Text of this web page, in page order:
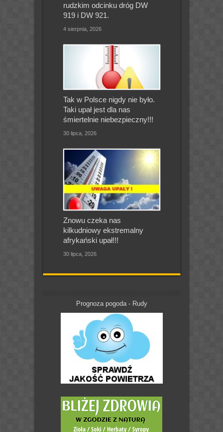
rudzkim odcinku dróg DW
919 i DW 921.
4 sierpnia, 2026
Tak w Polsce nigdy nie było.
Taki upał jest dla nas
śmiertelnie niebezpieczny!!!
30 lipca, 2026
Znowu czeka nas
kilkudniowy ekstremalny
afrykański upał!!!
30 lipca, 2026
Prognoza pogoda - Rudy